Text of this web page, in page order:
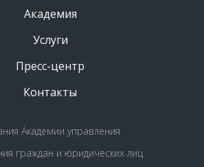
Академия
Услуги
Пресс-центр
Контакты
Академии управления
граждан и юридических лиц